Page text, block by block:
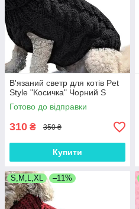
В'язаний светр для котів Pet
Style "Косичка" Чорний S
Готово до відправки
310 ₴ 350 ₴
Купити
S,M,L,XL –11%